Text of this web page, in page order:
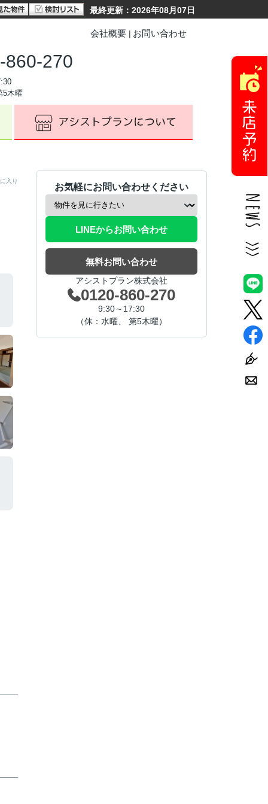
最終更新：2026年08月07日
会社概要 お問い合わせ
270
5木曜
入り
お気軽にお問い合わせください
LINEからお問い合わせ
無料お問い合わせ
アシストプラン株式会社
0120-860-270
9:30～17:30
（休：水曜、 第5木曜）